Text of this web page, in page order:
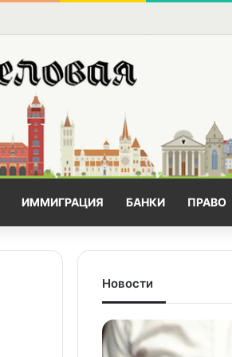
ИММИГРАЦИЯ БАНКИ ПРАВО
Новости